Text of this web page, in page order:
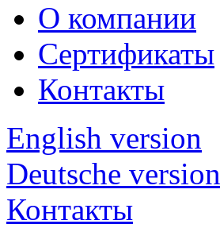
О компании
Сертификаты
Контакты
English version
Deutsche version
Контакты